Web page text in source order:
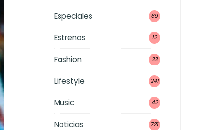
Especiales 69
Estrenos 12
Fashion 33
Lifestyle 241
Music 42
Noticias 721